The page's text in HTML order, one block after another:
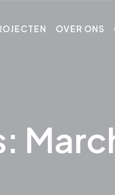
OVER ONS